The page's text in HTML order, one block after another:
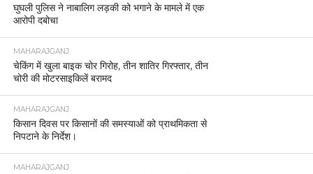
घुघली पुलिस ने नाबालिग लड़की को भगाने के मामले में एक
आरोपी दबोचा
MAHARAJGANJ
चेकिंग में खुला बाइक चोर गिरोह, तीन शातिर गिरफ्तार, तीन
चोरी की मोटरसाइकिलें बरामद
MAHARAJGANJ
किसान दिवस पर किसानों की समस्याओं को प्राथमिकता से
निपटाने के निर्देश।
MAHARAJGANJ